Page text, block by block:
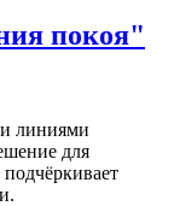
покоя"
линиями
для